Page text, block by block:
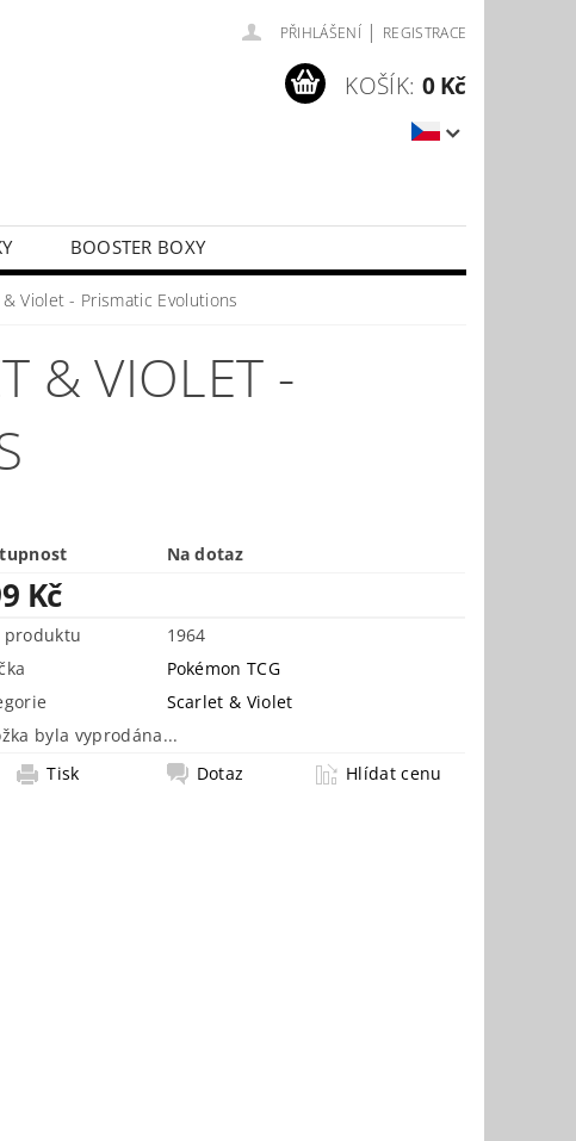
PŘIHLÁŠENÍ | REGISTRACE
KOŠÍK: 0 Kč
BOOSTER BOXY
BALÍČKY
PŘÍSLUŠENSTVÍ KE KARTÁM
Violet - Prismatic Evolutions
& VIOLET -
Na dotaz
Kč
produktu
1964
Pokémon TCG
Scarlet & Violet
byla vyprodána...
Tisk
Dotaz Hlídat cenu